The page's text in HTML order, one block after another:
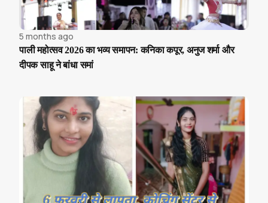
5 months ago
पाली महोत्सव 2026 का भव्य समापन: कनिका कपूर, अनुज शर्मा और
दीपक साहू ने बांधा समां